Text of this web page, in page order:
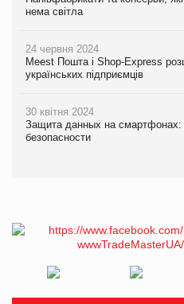
нема світла
24 червня 2024
Meest Пошта і Shop-Express
українських підприємців
30 квітня 2024
Защита данных на
безопасности